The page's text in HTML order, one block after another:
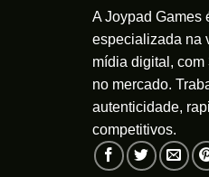
A Joypad Games
especializada na
mídia digital,
no mercado.
autenticidade,
competitivos.